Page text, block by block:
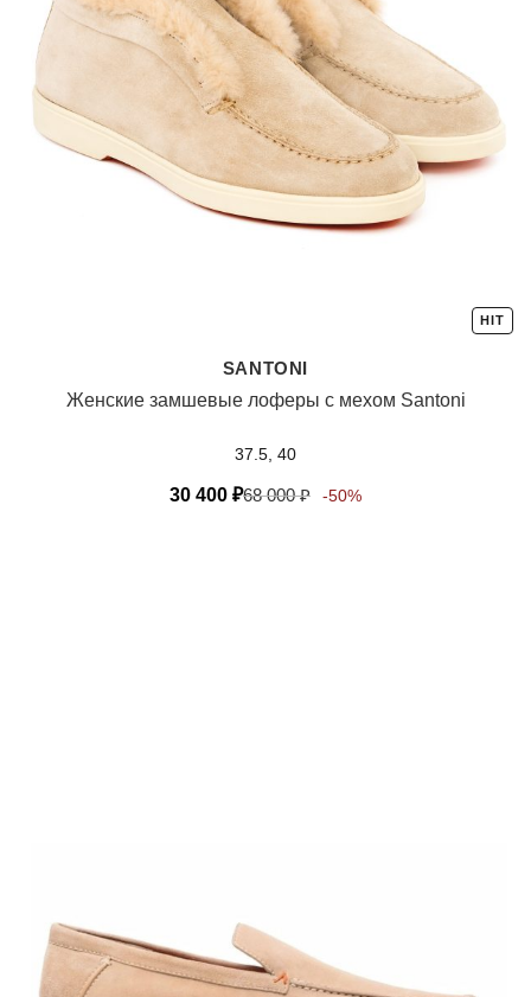
HIT
SANTONI
Женские замшевые лоферы с мехом Santoni
37.5, 40
30 400 ₽68 000₽ -50%